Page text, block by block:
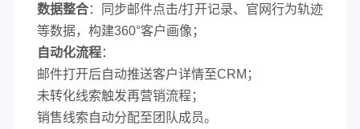
​数据整合​​：同步邮件点击/打开记录、官网行为轨迹
等数据，构建360°客户画像；
​自动化流程​​：
邮件打开后自动推送客户详情至CRM；
未转化线索触发再营销流程；
销售线索自动分配至团队成员。